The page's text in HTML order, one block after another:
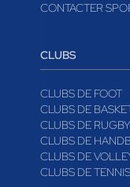
CONTACTER
CLUBS
CLUBS DE FOOT
CLUBS DE
CLUBS DE RUGBY
CLUBS DE
CLUBS DE
CLUBS DE TENNIS